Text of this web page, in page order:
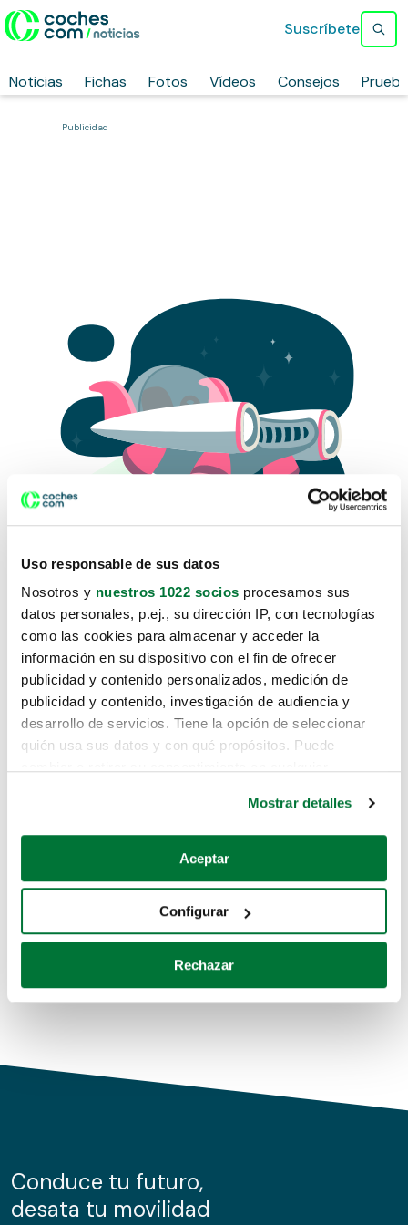
Uso responsable de sus datos
Nosotros y nuestros 1022 socios procesamos sus
datos personales, p.ej., su dirección IP, con tecnologías
como las cookies para almacenar y acceder la
información en su dispositivo con el fin de ofrecer
publicidad y contenido personalizados, medición de
publicidad y contenido, investigación de audiencia y
desarrollo de servicios. Tiene la opción de seleccionar
quién usa sus datos y con qué propósitos. Puede
Si lo permite, también quisiéramos:
Recopilar información sobre su ubicación geográfica
Identificar su dispositivo analizándolo activamente
para buscar características específicas (huellas
Obtenga más información sobre cómo se procesan sus
de cookies.
información sobre el uso que haga del sitio web con
nuestros partners de redes sociales, publicidad y análisis
Mostrar detalles
Aceptar
Configurar
Rechazar
Noticias Fichas Fotos Vídeos Consejos
Suscríbete
Publicidad
Lo sentimos, no sabemos como
te hemos traido hasta aquí.
Pero puedes encontrar el coche que estás
buscando en alguno de estos enlaces:
Coches de segunda mano
Coches de km0
Conduce tu futuro,
desata tu movilidad